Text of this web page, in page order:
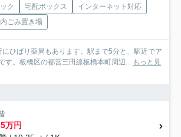
ク 宅配ボックス
インターネット対応
ごみ置き場
ひばり薬局もあります。駅まで5分と、駅近でア
す。板橋区の都営三田線板橋本町周辺... もっと見
万円